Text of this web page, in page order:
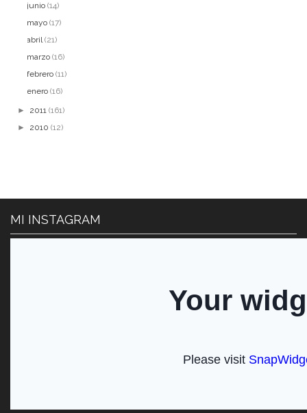
junio(14)
mayo(17)
abril(21)
marzo(16)
febrero(11)
enero(16)
► 2011 (161)
► 2010 (12)
MI INSTAGRAM